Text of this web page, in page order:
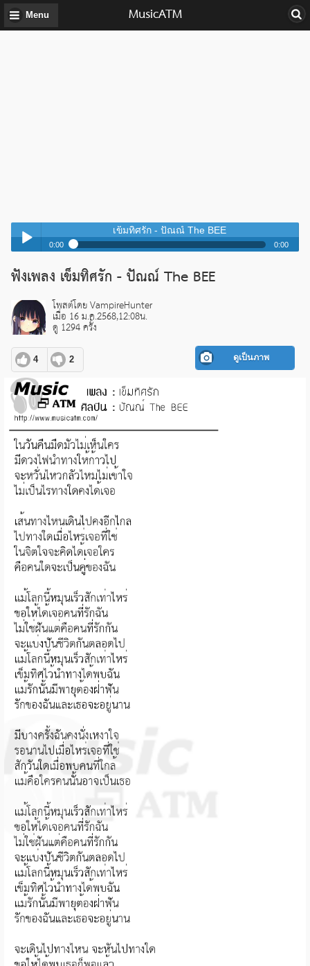
Menu MusicATM
Play /
pause
เข็มทิศรัก - ปัณณ์ The BEE
0:00 0:00
เข็มทิศรัก - ปัณณ์ The BEE
เข็มทิศรัก - ปัณณ์ The BEE
ฟังเพลง เข็มทิศรัก - ปัณณ์ The BEE
โพสต์โดย VampireHunter
เมื่อ 16 ม.ค.2568,12:08น.
ดู 1294 ครั้ง
4 2 ดูเป็นภาพ